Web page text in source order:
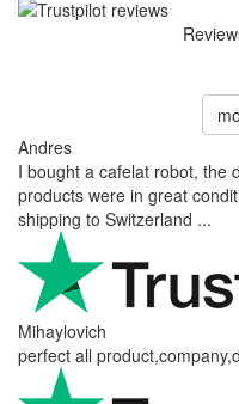
Andres
I bought a cafelat robot, the
products were in great
shipping to Switzerland ...
Mihaylovich
perfect all